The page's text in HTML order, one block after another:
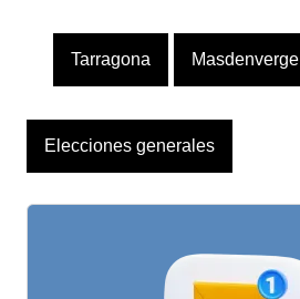
Tarragona Masdenverge
Elecciones generales